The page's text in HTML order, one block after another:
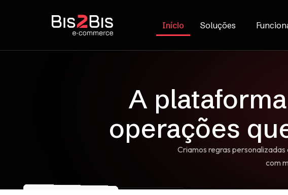
Início Soluções
A
Criamos regras
com